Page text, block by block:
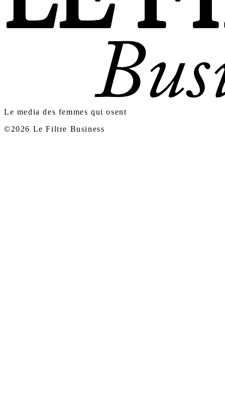
Le media des femmes qui osent
©2026 Le Filtre Business